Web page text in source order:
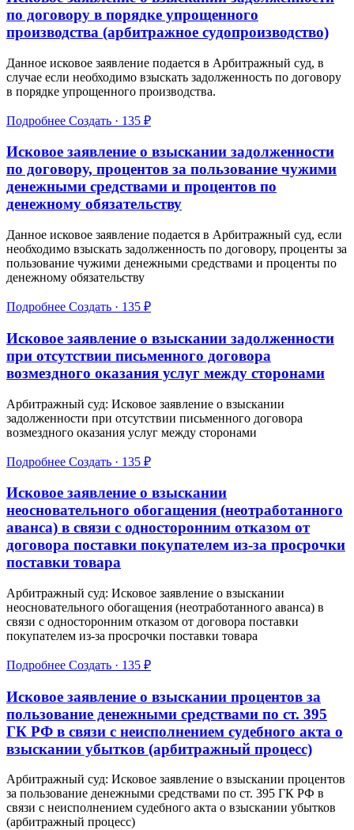
по договору в порядке упрощенного
производства (арбитражное судопроизводство)
Данное исковое заявление подается в Арбитражный суд, в
случае если необходимо взыскать задолженность по договору
в порядке упрощенного производства.
Подробнее Создать · 135 ₽
Исковое заявление о взыскании задолженности
по договору, процентов за пользование чужими
денежными средствами и процентов по
денежному обязательству
Данное исковое заявление подается в Арбитражный суд, если
необходимо взыскать задолженность по договору, проценты за
пользование чужими денежными средствами и проценты по
денежному обязательству
Подробнее Создать · 135 ₽
Исковое заявление о взыскании задолженности
при отсутствии письменного договора
возмездного оказания услуг между сторонами
Арбитражный суд: Исковое заявление о взыскании
задолженности при отсутствии письменного договора
возмездного оказания услуг между сторонами
Подробнее Создать · 135 ₽
Исковое заявление о взыскании
неосновательного обогащения (неотработанного
аванса) в связи с односторонним отказом от
договора поставки покупателем из-за просрочки
поставки товара
Арбитражный суд: Исковое заявление о взыскании
неосновательного обогащения (неотработанного аванса) в
связи с односторонним отказом от договора поставки
покупателем из-за просрочки поставки товара
Подробнее Создать · 135 ₽
Исковое заявление о взыскании процентов за
пользование денежными средствами по ст. 395
ГК РФ в связи с неисполнением судебного акта о
взыскании убытков (арбитражный процесс)
Арбитражный суд: Исковое заявление о взыскании процентов
за пользование денежными средствами по ст. 395 ГК РФ в
связи с неисполнением судебного акта о взыскании убытков
(арбитражный процесс)